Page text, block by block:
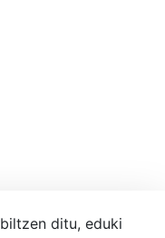
ditu, eduki